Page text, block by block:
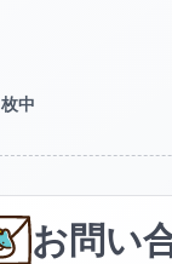
枚中
お問い